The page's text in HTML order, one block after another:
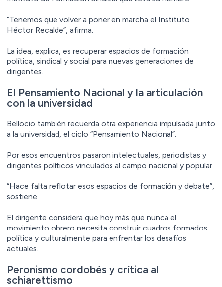
“Tenemos que volver a poner en marcha el Instituto
Héctor Recalde”, afirma.
La idea, explica, es recuperar espacios de formación
política, sindical y social para nuevas generaciones de
dirigentes.
El Pensamiento Nacional y la articulación
con la universidad
Bellocio también recuerda otra experiencia impulsada junto
a la universidad, el ciclo “Pensamiento Nacional”.
Por esos encuentros pasaron intelectuales, periodistas y
dirigentes políticos vinculados al campo nacional y popular.
“Hace falta reflotar esos espacios de formación y debate”,
sostiene.
El dirigente considera que hoy más que nunca el
movimiento obrero necesita construir cuadros formados
política y culturalmente para enfrentar los desafíos
actuales.
Peronismo cordobés y crítica al
schiarettismo